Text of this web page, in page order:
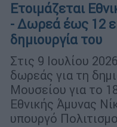
Ετοιμάζεται
- Δωρεά έως 12
δημιουργία του
Στις 9 Ιουλίου
δωρεάς για τη
Μουσείου για το
Εθνικής Άμυνας
υπουργό